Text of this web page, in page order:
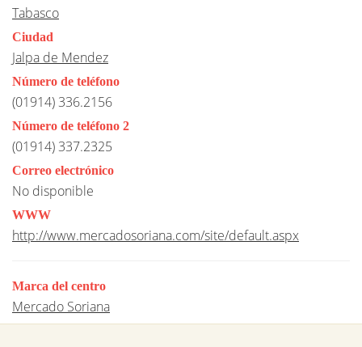
Tabasco
Ciudad
Jalpa de Mendez
Número de teléfono
(01914) 336.2156
Número de teléfono 2
(01914) 337.2325
Correo electrónico
No disponible
WWW
http://www.mercadosoriana.com/site/default.aspx
Marca del centro
Mercado Soriana